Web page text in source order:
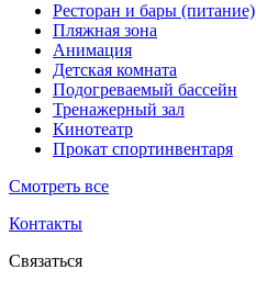
Ресторан и бары (питание)
Пляжная зона
Анимация
Детская комната
Подогреваемый бассейн
Тренажерный зал
Кинотеатр
Прокат спортинвентаря
Смотреть все
Контакты
Связаться